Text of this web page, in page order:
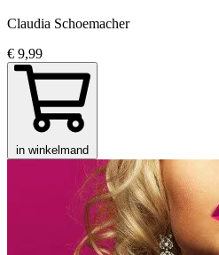
Claudia Schoemacher
€ 9,99
in winkelmand